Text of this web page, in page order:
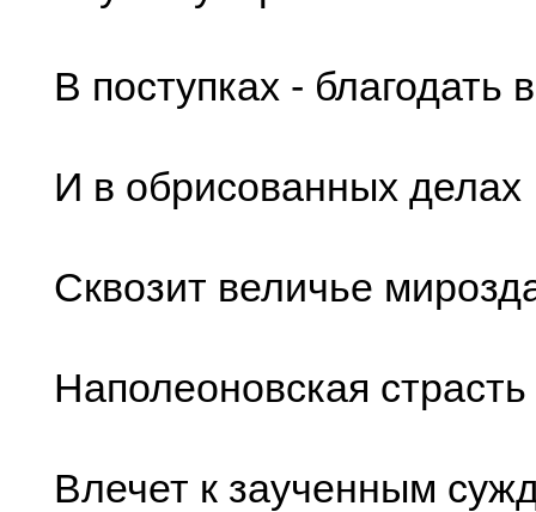
В поступках - благодать
И в обрисованных делах
Сквозит величье
Наполеоновская страсть
Влечет к заученным